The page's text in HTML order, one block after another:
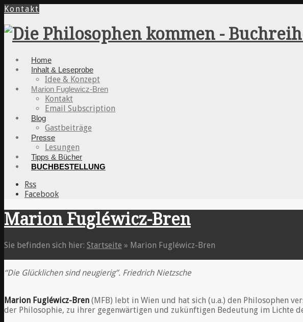
Kontakt
Home
Inhalt & Leseprobe
Idee & Konzept
Marion Fuglewicz-Bren
Kontakt
Email Subscription
Blog
Gastbeiträge
Presse
Lesungen
Tipps & Bücher
BUCHBESTELLUNG
Rss
Facebook
Marion Fugléwicz-Bren
Sie befinden sich hier: Startseite » Marion Fugléwicz-Bren
“Die Glücklichen sind neugierig”. Friedrich Nietzsche
Marion Fugléwicz-Bren (MFB) lebt in Wien und hat sich (u.a.) den Philosophen
der Philosophie, zu ihrer gegenwärtigen und zukünftigen Bedeutung im Lichte